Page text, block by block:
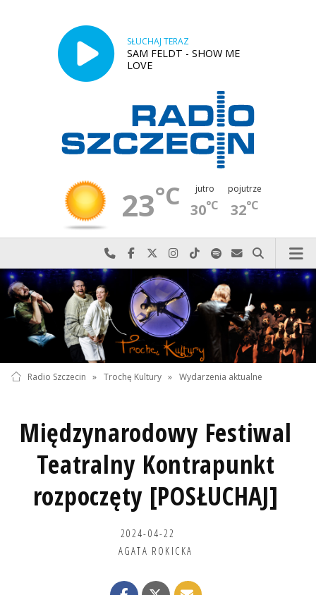
SŁUCHAJ TERAZ
SAM FELDT - SHOW ME
LOVE
23°C jutro
30°C
pojutrze
32°C
Najlepiej po prostu do nas zadzwoń
Odwiedź nas na Facebook-u
Odwiedź nas na X
Odwiedź nas na Instagram-ie
Odwiedź nas na TikTok-u
Szukaj nas na Spotify
Wyślij do nas
Szukaj
Radio Szczecin » Trochę Kultury » Wydarzenia aktualne
Międzynarodowy Festiwal
Teatralny Kontrapunkt
rozpoczęty [POSŁUCHAJ]
2024-04-22
AGATA ROKICKA